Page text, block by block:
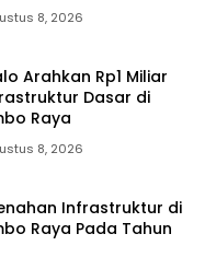
8, 2026
Arahkan Rp1 Miliar
Dasar di
Raya
8, 2026
Infrastruktur di
Raya Pada Tahun